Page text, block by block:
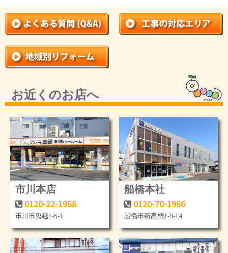
お近くのお店へ
市川本店
0120-22-1966
市川市鬼越1-5-1
船橋本社
0120-70-1966
船橋市新高根1-9-14